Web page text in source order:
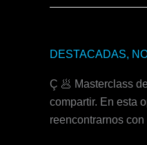
DESTACADAS,
Ç 🥟 Masterclass
compartir. En esta
reencontrarnos
Sabores
nuestras
raíces